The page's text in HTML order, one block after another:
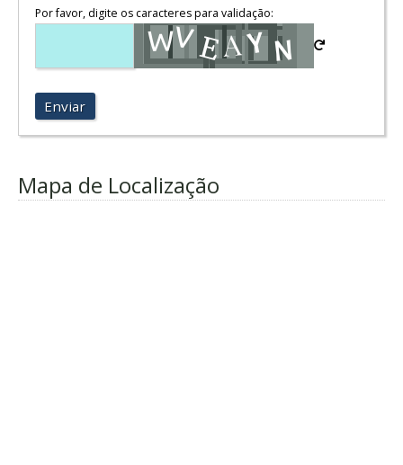
Por favor, digite os caracteres para validação:
Enviar
Mapa de Localização